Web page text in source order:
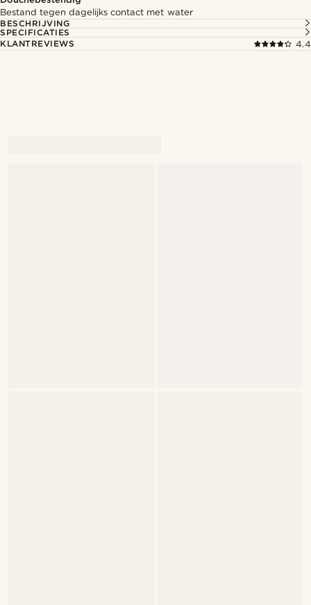
Bestand tegen dagelijks contact met water
BESCHRIJVING
SPECIFICATIES
KLANTREVIEWS
4.4